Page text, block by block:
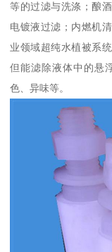
等的过滤与洗涤；酿
电镀液过滤；内燃机
业领域超纯水植被系
但能滤除液体中的悬
色、异味等。